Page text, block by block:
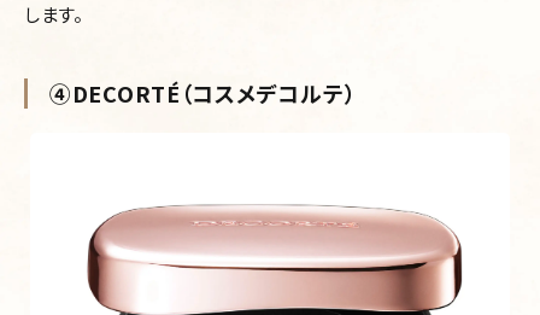
します。
④DECORTÉ（コスメデコルテ）